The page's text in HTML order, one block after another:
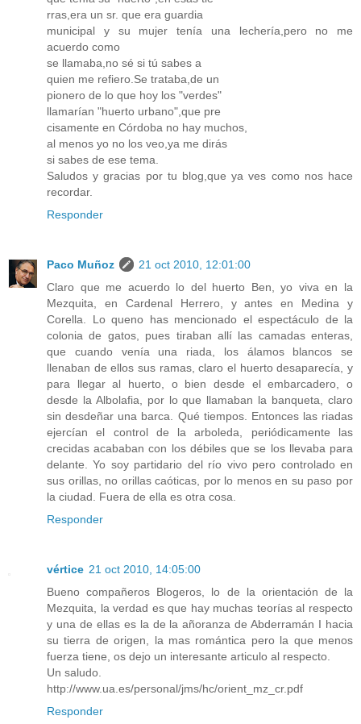
rras,era un sr. que era guardia
municipal y su mujer tenía una lechería,pero no me
acuerdo como
se llamaba,no sé si tú sabes a
quien me refiero.Se trataba,de un
pionero de lo que hoy los "verdes"
llamarían "huerto urbano",que pre
cisamente en Córdoba no hay muchos,
al menos yo no los veo,ya me dirás
si sabes de ese tema.
Saludos y gracias por tu blog,que ya ves como nos hace
recordar.
Responder
Paco Muñoz
21 oct 2010, 12:01:00
Claro que me acuerdo lo del huerto Ben, yo viva en la
Mezquita, en Cardenal Herrero, y antes en Medina y
Corella. Lo queno has mencionado el espectáculo de la
colonia de gatos, pues tiraban allí las camadas enteras,
que cuando venía una riada, los álamos blancos se
llenaban de ellos sus ramas, claro el huerto desaparecía, y
para llegar al huerto, o bien desde el embarcadero, o
desde la Albolafia, por lo que llamaban la banqueta, claro
sin desdeñar una barca. Qué tiempos. Entonces las riadas
ejercían el control de la arboleda, periódicamente las
crecidas acababan con los débiles que se los llevaba para
delante. Yo soy partidario del río vivo pero controlado en
sus orillas, no orillas caóticas, por lo menos en su paso por
la ciudad. Fuera de ella es otra cosa.
Responder
vértice 21 oct 2010, 14:05:00
Bueno compañeros Blogeros, lo de la orientación de la
Mezquita, la verdad es que hay muchas teorías al respecto
y una de ellas es la de la añoranza de Abderramán I hacia
su tierra de origen, la mas romántica pero la que menos
fuerza tiene, os dejo un interesante articulo al respecto.
Un saludo.
http://www.ua.es/personal/jms/hc/orient_mz_cr.pdf
Responder